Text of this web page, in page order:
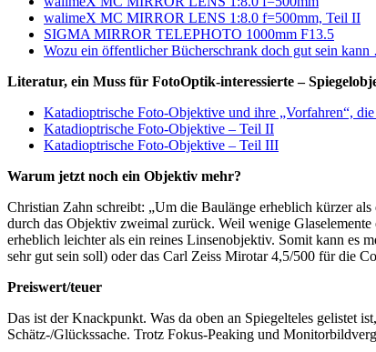
walimeX MC MIRROR LENS 1:8.0 f=500mm, Teil II
SIGMA MIRROR TELEPHOTO 1000mm F13.5
Wozu ein öffentlicher Bücherschrank doch gut sein
Literatur, ein Muss für FotoOptik-interessierte –
Katadioptrische Foto-Objektive und ihre „Vorfahren“,
Katadioptrische Foto-Objektive – Teil II
Katadioptrische Foto-Objektive – Teil III
Warum jetzt noch ein Objektiv mehr?
Christian Zahn schreibt: „Um die Baulänge erheblich kürzer
durch das Objektiv zweimal zurück. Weil wenige
erheblich leichter als ein reines Linsenobjektiv. Somit kann es
sehr gut sein soll) oder das Carl Zeiss Mirotar 4,5/500 für die
Preiswert/teuer
Das ist der Knackpunkt. Was da oben an Spiegelteles
Schätz-/Glückssache. Trotz Fokus-Peaking und